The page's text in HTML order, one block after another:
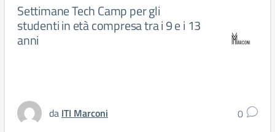
Settimane Tech Camp per gli
studenti in età compresa tra i 9 e i 13
anni
da ITI Marconi 0